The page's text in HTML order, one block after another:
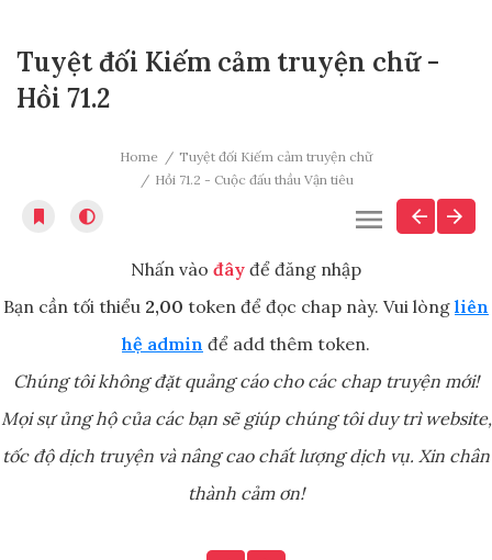
Tuyệt đối Kiếm cảm truyện chữ -
Hồi 71.2
Home
Tuyệt đối Kiếm cảm truyện chữ
Hồi 71.2 - Cuộc đấu thầu Vận tiêu
Nhấn vào đây để đăng nhập
Bạn cần tối thiểu 2,00 token để đọc chap này. Vui lòng liên
hệ admin để add thêm token.
Chúng tôi không đặt quảng cáo cho các chap truyện mới!
Mọi sự ủng hộ của các bạn sẽ giúp chúng tôi duy trì website,
tốc độ dịch truyện và nâng cao chất lượng dịch vụ. Xin chân
thành cảm ơn!